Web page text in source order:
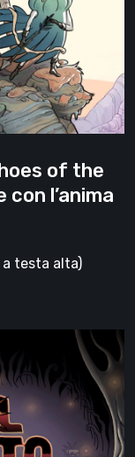
of the
l’anima
a testa alta)